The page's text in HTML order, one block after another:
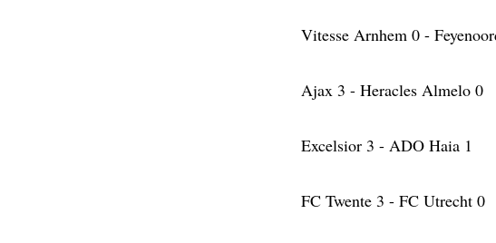
Vitesse Arnhem 0 -
Ajax 3 - Heracles Almelo 0
Excelsior 3 - ADO Haia 1
FC Twente 3 - FC Utrecht 0